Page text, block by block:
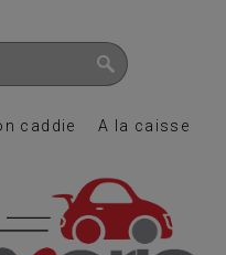
caddie A la caisse